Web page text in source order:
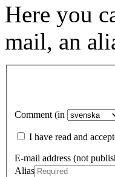
Here you
mail, an
Comment (in
I have read and
E-mail address (not
Alias